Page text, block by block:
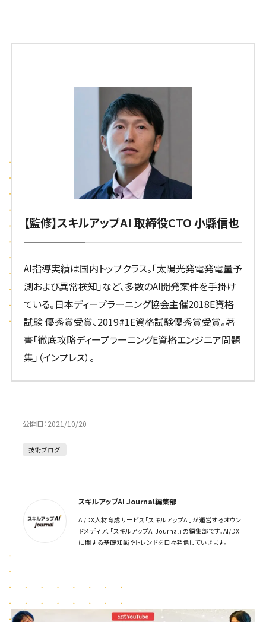
【監修】スキルアップAI 取締役CTO 小縣信也
AI指導実績は国内トップクラス。「太陽光発電発電量予
測および異常検知」など、多数のAI開発案件を手掛け
ている。日本ディープラーニング協会主催2018E資格
試験 優秀賞受賞、2019#1E資格試験優秀賞受賞。著
書「徹底攻略ディープラーニングE資格エンジニア問題
集」（インプレス）。
公開日：2021/10/20
技術ブログ
スキルアップAI Journal編集部
AI/DX人材育成サービス「スキルアップAI」が運営するオウン
ドメディア、「スキルアップAI Journal」の編集部です。AI/DX
に関する基礎知識やトレンドを日々発信していきます。